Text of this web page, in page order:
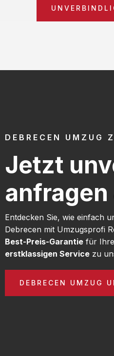
DEBRECEN UMZUG
Jetzt
anfragen
Entdecken Sie, wie einfach
Debrecen mit Umzugsprofi
Best-Preis-Garantie für
erstklassigen Service zu
DEBRECEN UMZUG